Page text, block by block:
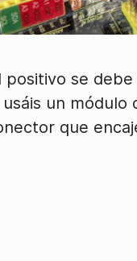
se
un módulo
que